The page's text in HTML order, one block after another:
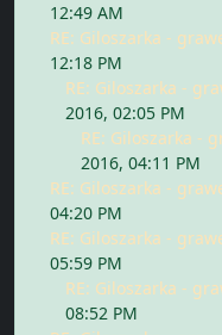
12:49 AM
RE: Giloszarka -
12:18 PM
RE: Giloszarka -
2016, 02:05 PM
RE: Giloszarka -
2016, 04:11 PM
RE: Giloszarka -
04:20 PM
RE: Giloszarka -
05:59 PM
RE: Giloszarka -
08:52 PM